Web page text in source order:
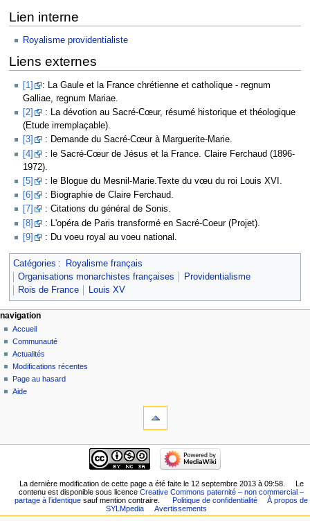
Lien interne
Royalisme providentialiste
Liens externes
[1]
: La Gaule et la France chrétienne et catholique - regnum
Galliae, regnum Mariae.
[2]
: La dévotion au Sacré-Cœur, résumé historique et théologique
(Etude irremplaçable).
[3]
: Demande du Sacré-Cœur à Marguerite-Marie.
[4]
: le Sacré-Cœur de Jésus et la France. Claire Ferchaud (1896-
1972).
[5]
: le Blogue du Mesnil-Marie.Texte du vœu du roi Louis XVI.
[6]
: Biographie de Claire Ferchaud.
[7]
: Citations du général de Sonis.
[8]
: L'opéra de Paris transformé en Sacré-Coeur (Projet).
[9]
: Du voeu royal au voeu national.
Catégories :
Royalisme français
Organisations monarchistes françaises
Providentialisme
Rois de France
Louis XV
navigation
Accueil
Communauté
Actualités
Modifications récentes
Page au hasard
Aide
La dernière modification de cette page a été faite le 12 septembre 2013 à 09:58.
Le
contenu est disponible sous licenceCreative Commons paternité – non commercial –
partage à l’identiquesauf mention contraire. Politique de confidentialité
À propos de
SYLMpedia
Avertissements